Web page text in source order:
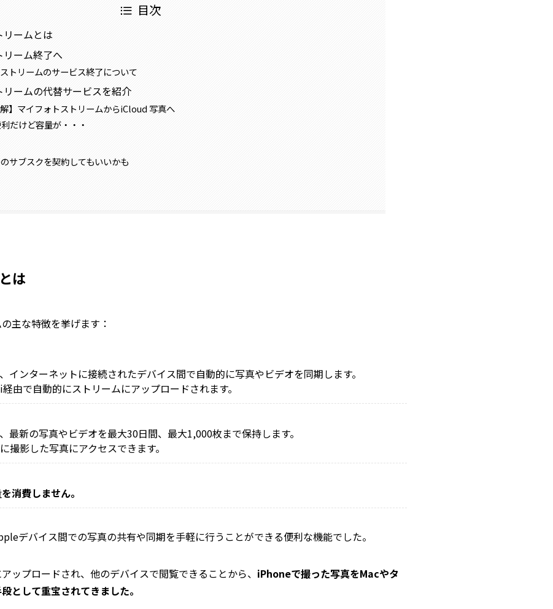
目次
リームとは
ーム終了へ
トリームのサービス終了について
ームの代替サービスを紹介
解】マイフォトストリームからiCloud 写真へ
だけど容量が・・・
サブスクを契約してもいいかも
は
主な特徴を挙げます：
インターネットに接続されたデバイス間で自動的に写真やビデオを同期します。
由で自動的にストリームにアップロードされます。
最新の写真やビデオを最大30日間、最大1,000枚まで保持します。
撮影した写真にアクセスできます。
消費しません。
デバイス間での写真の共有や同期を手軽に行うことができる便利な機能でした。
ップロードされ、他のデバイスで閲覧できることから、 iPhoneで撮った写真をMacやタ
として重宝されてきました。